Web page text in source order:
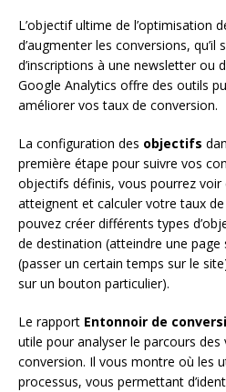
L’objectif ultime de l’optimisation
d’augmenter les conversions, qu’il
d’inscriptions à une newsletter ou
Google Analytics offre des outils
améliorer vos taux de conversion.
La configuration des objectifs
première étape pour suivre vos
objectifs définis, vous pourrez voir
atteignent et calculer votre taux
pouvez créer différents types
de destination (atteindre une page
(passer un certain temps sur le
sur un bouton particulier).
Le rapport Entonnoir de
utile pour analyser le parcours des
conversion. Il vous montre où les
processus, vous permettant